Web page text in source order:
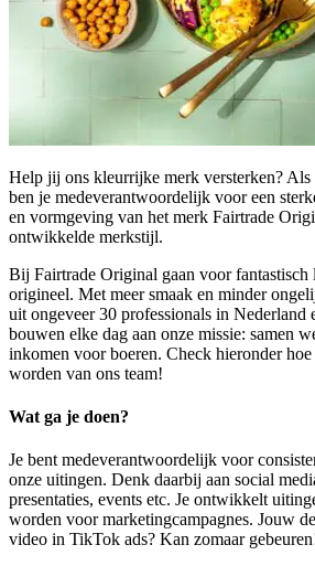
Help jij ons kleurrijke merk versterken?
ben je medeverantwoordelijk voor een
en vormgeving van het merk Fairtrade
ontwikkelde merkstijl.
Bij Fairtrade Original gaan voor
origineel. Met meer smaak en minder
uit ongeveer 30 professionals in Nederland
bouwen elke dag aan onze missie: samen
inkomen voor boeren. Check hieronder
worden van ons team!
Wat ga je doen?
Je bent medeverantwoordelijk voor
onze uitingen. Denk daarbij aan social
presentaties, events etc. Je ontwikkelt
worden voor marketingcampagnes. Jouw
video in TikTok ads? Kan zomaar